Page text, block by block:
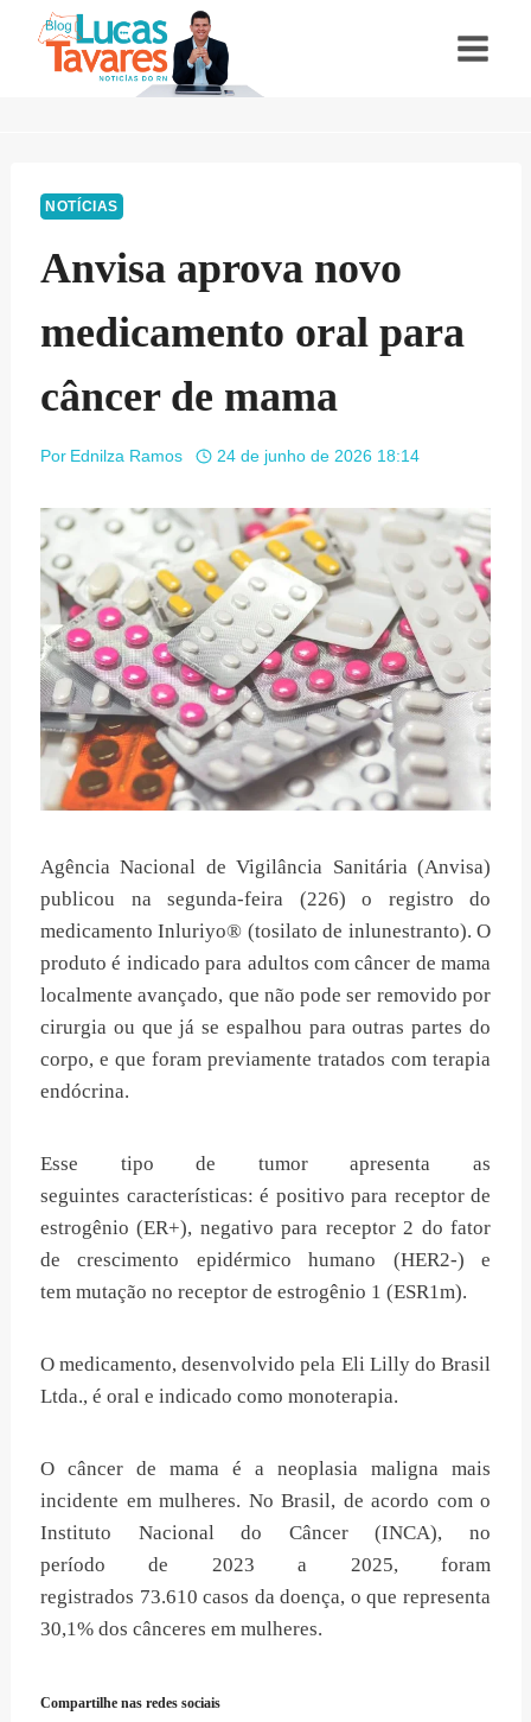
NOTÍCIAS
Anvisa aprova novo
medicamento oral para
câncer de mama
Por Ednilza Ramos 24 de junho de 2026 18:14
Agência Nacional de Vigilância Sanitária (Anvisa)
publicou na segunda-feira (226) o registro do
medicamento Inluriyo® (tosilato de inlunestranto). O
produto é indicado para adultos com câncer de mama
localmente avançado, que não pode ser removido por
cirurgia ou que já se espalhou para outras partes do
corpo, e que foram previamente tratados com terapia
endócrina.
Esse tipo de tumor apresenta as
seguintes características: é positivo para receptor de
estrogênio (ER+), negativo para receptor 2 do fator
de crescimento epidérmico humano (HER2-) e
tem mutação no receptor de estrogênio 1 (ESR1m).
O medicamento, desenvolvido pela Eli Lilly do Brasil
Ltda., é oral e indicado como monoterapia.
O câncer de mama é a neoplasia maligna mais
incidente em mulheres. No Brasil, de acordo com o
Instituto Nacional do Câncer (INCA), no
período de 2023 a 2025, foram
registrados 73.610 casos da doença, o que representa
30,1% dos cânceres em mulheres.
Compartilhe nas redes sociais